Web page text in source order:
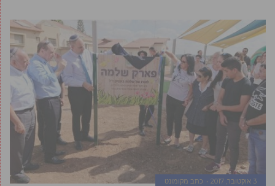
3 אוקטובר, 2017 כתב מקומונט